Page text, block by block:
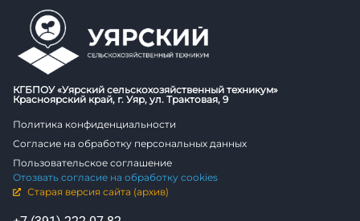
КГБПОУ «Уярский сельскохозяйственный техникум»
Красноярский край, г. Уяр, ул. Трактовая, 9
Политика конфиденциальности
Согласие на обработку персональных данных
Пользовательское соглашение
Отозвать согласие на обработку cookies
Старая версия сайта (архив)